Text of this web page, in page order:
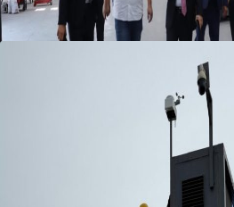
05 Ağustos 2026